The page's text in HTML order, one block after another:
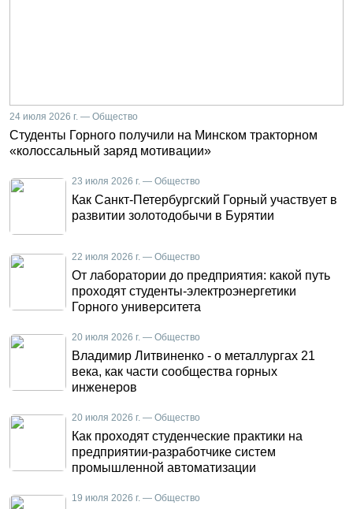
24 июля 2026 г. — Общество
Студенты Горного получили на Минском тракторном
«колоссальный заряд мотивации»
23 июля 2026 г. — Общество
Как Санкт-Петербургский Горный участвует в
развитии золотодобычи в Бурятии
22 июля 2026 г. — Общество
От лаборатории до предприятия: какой путь
проходят студенты-электроэнергетики
Горного университета
20 июля 2026 г. — Общество
Владимир Литвиненко - о металлургах 21
века, как части сообщества горных
инженеров
20 июля 2026 г. — Общество
Как проходят студенческие практики на
предприятии-разработчике систем
промышленной автоматизации
19 июля 2026 г. — Общество